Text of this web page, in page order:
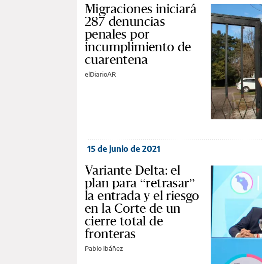
Migraciones iniciará
287 denuncias
penales por
incumplimiento de
cuarentena
elDiarioAR
15 de junio de 2021
Variante Delta: el
plan para “retrasar”
la entrada y el riesgo
en la Corte de un
cierre total de
fronteras
Pablo Ibáñez